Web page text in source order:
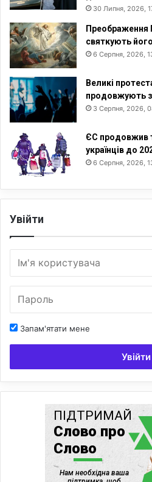
б
о
в
і
30 Липня, 2026,
Преображення
святкують
6 Серпня, 2026,
Великі
продовжують
3 Серпня, 2026,
ЄС продовжив
українців до
6 Серпня, 2026,
Увійти
Запам'ятати мене
Увійти